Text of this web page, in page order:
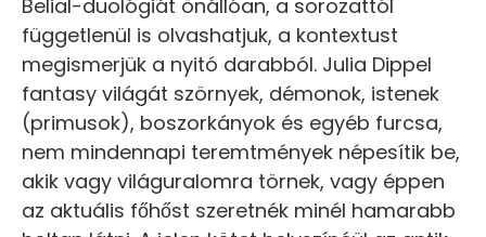
Belial-duológiát önállóan, a sorozattól
függetlenül is olvashatjuk, a kontextust
megismerjük a nyitó darabból. Julia Dippel
fantasy világát szörnyek, démonok, istenek
(primusok), boszorkányok és egyéb furcsa,
nem mindennapi teremtmények népesítik be,
akik vagy világuralomra törnek, vagy éppen
az aktuális főhőst szeretnék minél hamarabb